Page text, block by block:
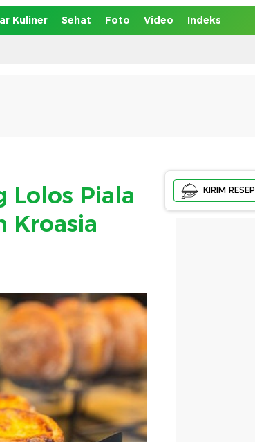
Kuliner Sehat Foto Video Indeks
Lolos Piala
Kroasia
KIRIM RESEP